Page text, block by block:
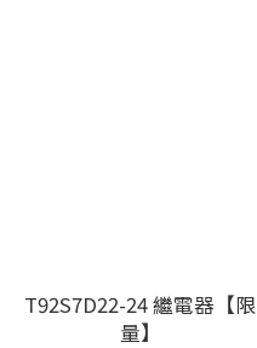
T92S7D22-24 繼電器【限
量】